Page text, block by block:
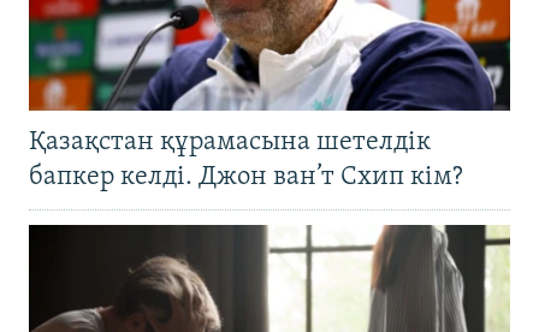
Қазақстан құрамасына шетелдік
бапкер келді. Джон ван’т Схип кім?